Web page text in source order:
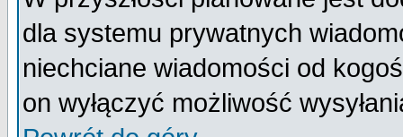
dla systemu prywatnych
niechciane wiadomości od
on wyłączyć możliwość